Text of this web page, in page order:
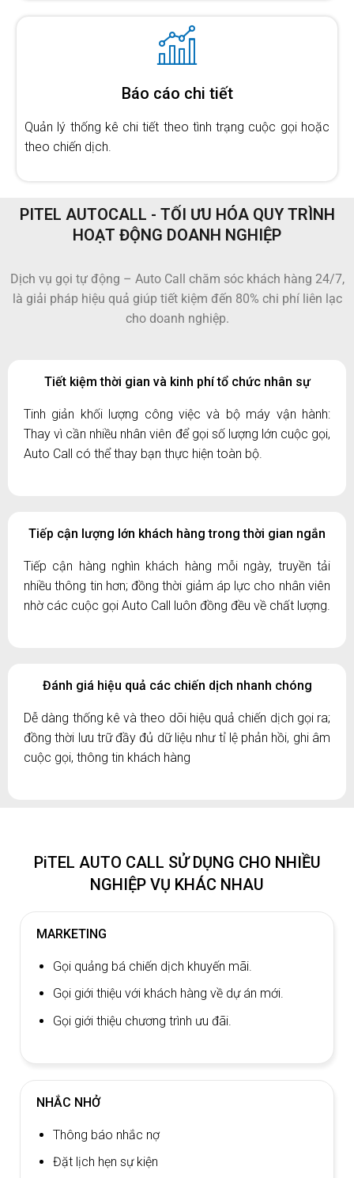
Báo cáo chi tiết
Quản lý thống kê chi tiết theo tình trạng cuộc gọi hoặc
theo chiến dịch.
PITEL AUTOCALL - TỐI ƯU HÓA QUY TRÌNH
HOẠT ĐỘNG DOANH NGHIỆP
Dịch vụ gọi tự động – Auto Call chăm sóc khách hàng 24/7,
là giải pháp hiệu quả giúp tiết kiệm đến 80% chi phí liên lạc
cho doanh nghiệp.
Tiết kiệm thời gian và kinh phí tổ chức nhân sự
Tinh giản khối lượng công việc và bộ máy vận hành:
Thay vì cần nhiều nhân viên để gọi số lượng lớn cuộc gọi,
Auto Call có thể thay bạn thực hiện toàn bộ.
Tiếp cận lượng lớn khách hàng trong thời gian ngắn
Tiếp cận hàng nghìn khách hàng mỗi ngày, truyền tải
nhiều thông tin hơn; đồng thời giảm áp lực cho nhân viên
nhờ các cuộc gọi Auto Call luôn đồng đều về chất lượng.
Đánh giá hiệu quả các chiến dịch nhanh chóng
Dễ dàng thống kê và theo dõi hiệu quả chiến dịch gọi ra;
đồng thời lưu trữ đầy đủ dữ liệu như tỉ lệ phản hồi, ghi âm
cuộc gọi, thông tin khách hàng
PiTEL AUTO CALL SỬ DỤNG CHO NHIỀU
NGHIỆP VỤ KHÁC NHAU
MARKETING
Gọi quảng bá chiến dịch khuyến mãi.
Gọi giới thiệu với khách hàng về dự án mới.
Gọi giới thiệu chương trình ưu đãi.
NHẮC NHỞ
Thông báo nhắc nợ
Đặt lịch hẹn sự kiện